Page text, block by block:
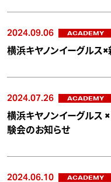
2024.09.06 ACADEMY
横浜キヤノンイーグル
2024.07.26 ACADEMY
横浜キヤノンイーグルス
験会のお知らせ
2024.06.10 ACADEMY